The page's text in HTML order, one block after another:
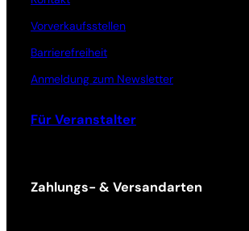
Vorverkaufsstellen
Barrierefreiheit
Anmeldung zum Newsletter
Für Veranstalter
Zahlungs- & Versandarten